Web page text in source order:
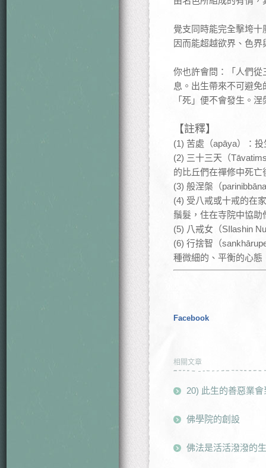
覺支同時能完全擊垮
因而能超越欲界、色
你也許會問：「人們
息。出生帶來不可避
「死」便不會發生。
【註釋】
(1) 苦處（apāya）：
(2) 三十三天（
的比丘們在禪修中死亡
(3) 般涅槃（
(4) 受八戒或十戒的在
鬚髮，住在寺院中協助
(5) 八戒女（SIlashin
(6) 行捨智（
種微細的、平衡的心
Facebook
相關文章
20) 此生的善惡業
佛學院的創設
佛法是活活潑潑的